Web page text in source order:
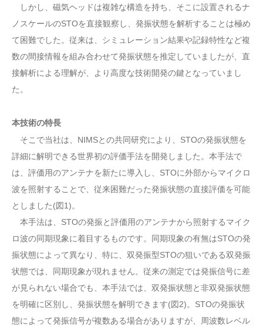
しかし、磁気ヘッドは複雑な構造を持ち、そこに設置されるナ
ノスケールのSTOを直接観察し、発振状態を解析することは極め
て困難でした。従来は、シミュレーション結果や記録特性など複
数の間接情報を組み合わせて発振状態を推定していましたが、直
接解析による理解が、より高度な技術開発の鍵となっていまし
た。
本技術の特長
そこで当社は、NIMSとの共同研究により、STOの発振状態を
詳細に解明できる世界初の評価手法を開発しました。本手法で
は、評価用のアンテナを新たに導入し、STOに外部からマイクロ
波を照射することで、従来困難だった発振状態の直接評価を可能
としました(図1)。
本手法は、STOの発振と評価用のアンテナから照射するマイク
ロ波の同期現象に着目するものです。同期現象の有無はSTOの発
振状態によって異なり、特に、双発振型STOの狙いである双発振
状態では、同期現象が現れません。従来の測定では発振信号に差
が見られない場合でも、本手法では、双発振状態と非双発振状態
を明確に区別し、発振状態を解明できます(図2)。STOの発振状
態によって発振信号が複数ある場合がありますが、周波数レベル